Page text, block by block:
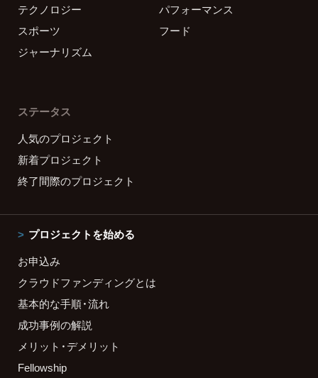
テクノロジー
パフォーマンス
スポーツ
フード
ジャーナリズム
ステータス
人気のプロジェクト
新着プロジェクト
終了間際のプロジェクト
プロジェクトを始める
お申込み
クラウドファンディングとは
基本的な手順・流れ
成功事例の解説
メリット・デメリット
Fellowship